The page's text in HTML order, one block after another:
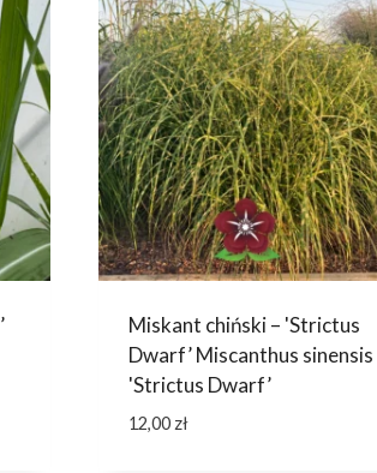
Miskant chiński – 'Strictus
Dwarf’ Miscanthus sinensis
'Strictus Dwarf’
12,00 zł